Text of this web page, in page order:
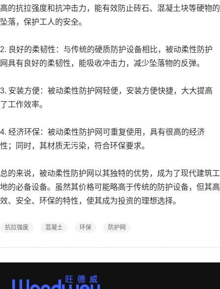
高的抗拉强度和抗冲击力，能有效防止砖石、混凝土块等硬物的
坠落，保护工人的安全。
2. 良好的柔韧性：与传统的硬质防护设备相比，被动柔性防护
网具有良好的柔韧性，能吸收冲击力，减少坠落物的反弹。
3. 安装方便：被动柔性防护网轻便，安装方便快捷，大大提高
了工作效率。
4. 经济环保：被动柔性防护网可重复使用，具有很高的经济
性；同时，其材质无污染，符合环保要求。
总的来说，被动柔性防护网以其独特的优势，成为了现代建筑工
地的必备设备。虽然其价格可能略高于传统的防护设备，但其高
效、安全、环保的特性，使其成为投资的理想选择。
抗拉强度 混凝土 环保 防护网